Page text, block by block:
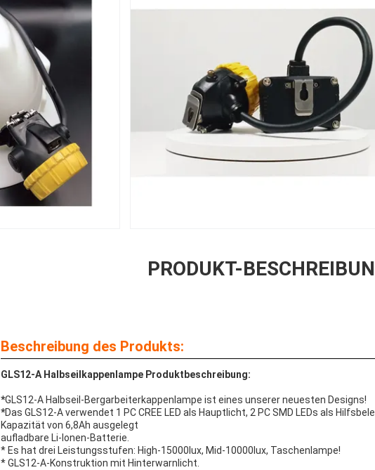
PRODUKT-
Beschreibung des Produkts:
GLS12-A Halbseilkappenlampe Produktbeschreibung:
*GLS12-A Halbseil-Bergarbeiterkappenlampe ist eines unserer neuesten Designs!
*Das GLS12-A verwendet 1 PC CREE LED als Hauptlicht, 2 PC SMD LEDs als
Kapazität von 6,8Ah ausgelegt
aufladbare Li-Ionen-Batterie.
* Es hat drei Leistungsstufen: High-15000lux, Mid-10000lux, Taschenlampe!
* GLS12-A-Konstruktion mit Hinterwarnlicht.